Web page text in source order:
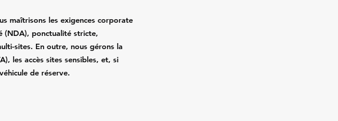
maîtrisons les exigences corporate
(NDA), ponctualité stricte,
sites. En outre, nous gérons la
les accès sites sensibles, et, si
de réserve.